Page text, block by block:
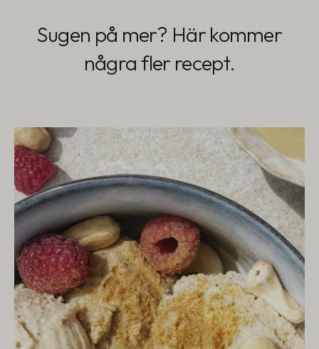
Sugen på mer? Här kommer
några fler recept.